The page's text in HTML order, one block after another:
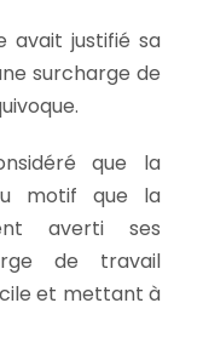
avait justifié sa
surcharge de
que la
motif que la
averti ses
de travail
et mettant à